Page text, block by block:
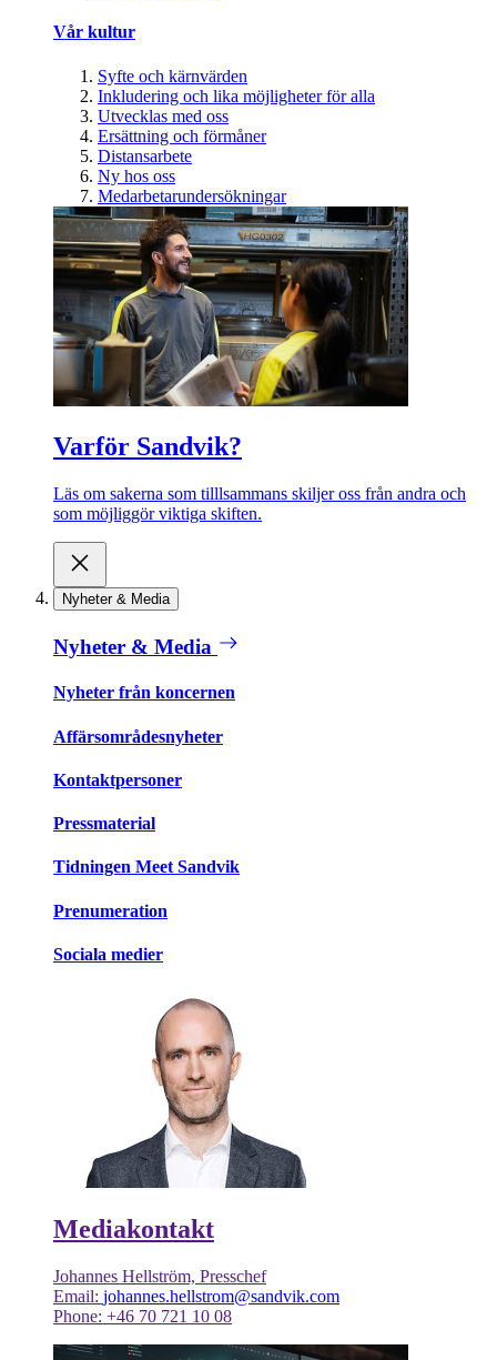
Vår kultur
Syfte och kärnvärden
Inkludering och lika möjligheter för alla
Utvecklas med oss
Ersättning och förmåner
Distansarbete
Ny hos oss
Medarbetarundersökningar
Varför Sandvik?
Läs om sakerna som tilllsammans skiljer oss från andra och
som möjliggör viktiga skiften.
Nyheter & Media
Nyheter & Media
Nyheter från koncernen
Affärsområdesnyheter
Kontaktpersoner
Pressmaterial
Tidningen Meet Sandvik
Prenumeration
Sociala medier
Mediakontakt
Johannes Hellström, Presschef
Email: johannes.hellstrom@sandvik.com
Phone: +46 70 721 10 08